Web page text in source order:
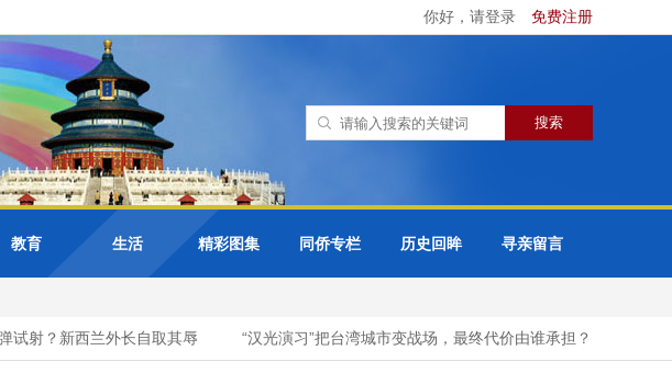
你好，请登录 免费注册
教育 生活 精彩图集 同侨专栏 历史回眸 寻亲留言
射？新西兰外长自取其辱 “汉光演习”把台湾城市变战场，最终代价由谁承担？